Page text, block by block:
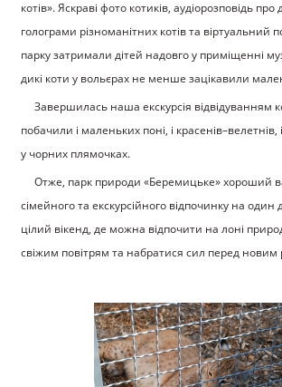
котів». Яскраві фото котиків, аудіорозповідь
голограми різноманітних котів та віртуальний
парку затримали дітей надовго у приміщенні
дикі коти у вольєрах не менше зацікавили
Завершилась наша екскурсія відвідуванням
побачили і маленьких поні, і красенів–велетнів,
у чорних плямочках.
Отже, парк природи «Беремицьке» хороший
сімейного та екскурсійного відпочинку на один
цілий вікенд, де можна відпочити на лоні
свіжим повітрям та набратися сил перед